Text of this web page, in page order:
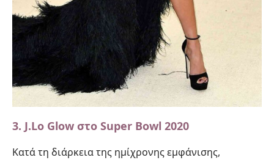
3. J.Lo Glow στο Super Bowl 2020
Κατά τη διάρκεια της ημίχρονης εμφάνισης,